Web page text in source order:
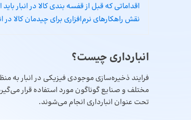
اقداماتی که قبل از قفسه بندی کالا در انبار
نقش راهکارهای نرم‌افزاری برای چیدمان کالا در
انبارداری چیست؟
فرایند ذخیره‌سازی موجودی فیزیکی در انبار به
مختلف و صنایع گوناگون مورد استفاده قرار
تحت عنوان انبارداری انجام می‌شوند.